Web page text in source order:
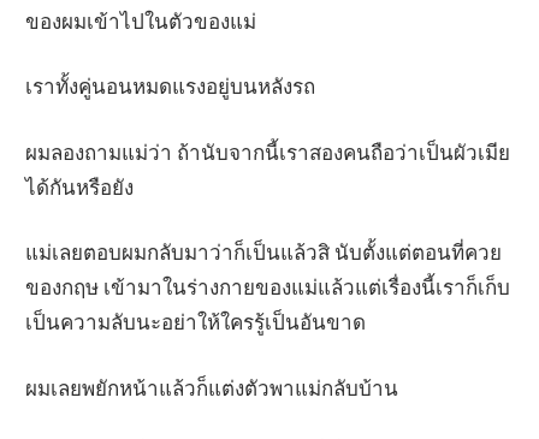
ของผมเข้าไปในตัวของแม่
เราทั้งคู่นอนหมดแรงอยู่บนหลังรถ
ผมลองถามแม่ว่า ถ้านับจากนี้เราสองคนถือว่าเป็นผัวเมีย
ได้กันหรือยัง
แม่เลยตอบผมกลับมาว่าก็เป็นแล้วสิ นับตั้งแต่ตอนที่ควย
ของกฤษ เข้ามาในร่างกายของแม่แล้วแต่เรื่องนี้เราก็เก็บ
เป็นความลับนะอย่าให้ใครรู้เป็นอันขาด
ผมเลยพยักหน้าแล้วก็แต่งตัวพาแม่กลับบ้าน